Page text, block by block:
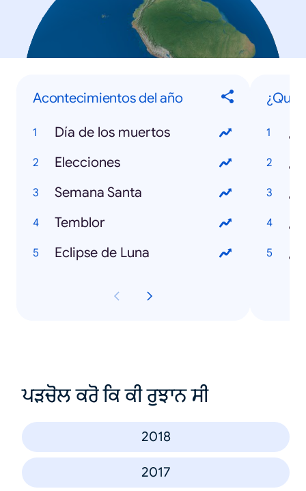
Acontecimientos del año
Día de los muertos
Elecciones
Semana Santa
Temblor
Eclipse de Luna
¿Qué
ਪੜਚੋਲ ਕਰੋ ਕਿ ਕੀ ਰੁਝਾਨ ਸੀ
2018
2017